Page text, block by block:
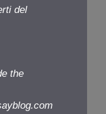
del
the